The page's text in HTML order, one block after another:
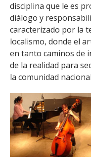
disciplina que le es
diálogo y
caracterizado por la
localismo, donde el
en tanto caminos de
de la realidad para
la comunidad